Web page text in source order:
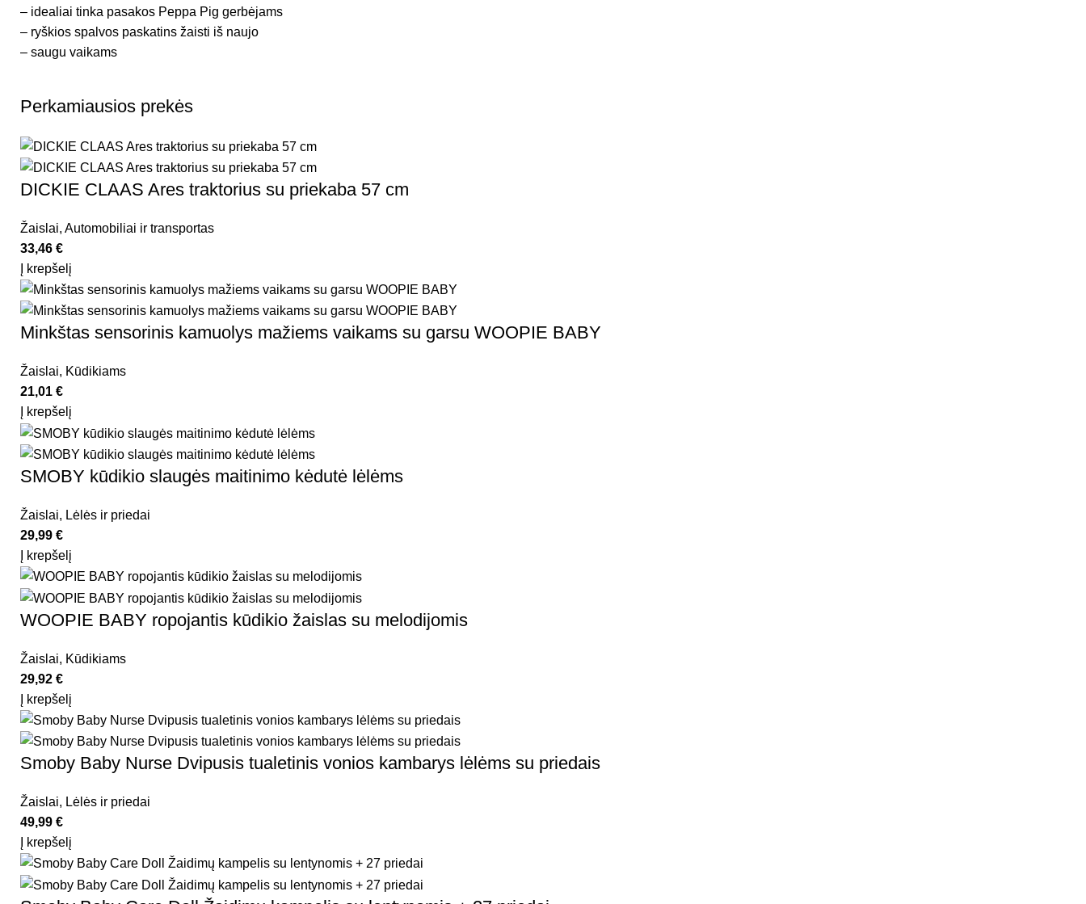
– idealiai tinka pasakos Peppa Pig gerbėjams
– ryškios spalvos paskatins žaisti iš naujo
– saugu vaikams
Perkamiausios prekės
DICKIE CLAAS Ares traktorius su priekaba 57 cm
Žaislai, Automobiliai ir transportas
33,46 €
Į krepšelį
Minkštas sensorinis kamuolys mažiems vaikams su garsu WOOPIE BABY
Žaislai, Kūdikiams
21,01 €
Į krepšelį
SMOBY kūdikio slaugės maitinimo kėdutė lėlėms
Žaislai, Lėlės ir priedai
29,99 €
Į krepšelį
WOOPIE BABY ropojantis kūdikio žaislas su melodijomis
Žaislai, Kūdikiams
29,92 €
Į krepšelį
Smoby Baby Nurse Dvipusis tualetinis vonios kambarys lėlėms su priedais
Žaislai, Lėlės ir priedai
49,99 €
Į krepšelį